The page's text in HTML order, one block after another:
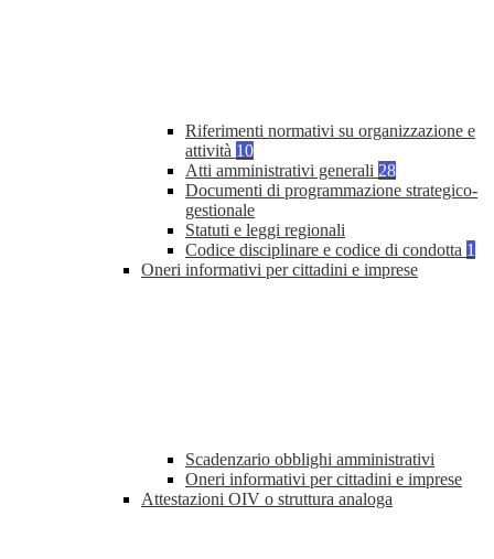
Riferimenti normativi su organizzazione e
attività 10
Atti amministrativi generali 28
Documenti di programmazione strategico-
gestionale
Statuti e leggi regionali
Codice disciplinare e codice di condotta 1
Oneri informativi per cittadini e imprese
Scadenzario obblighi amministrativi
Oneri informativi per cittadini e imprese
Attestazioni OIV o struttura analoga